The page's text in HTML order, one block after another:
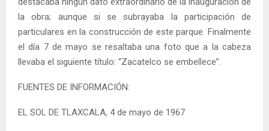
la obra; aunque si se subrayaba la participación de
particulares en la construcción de este parque. Finalmente
el día 7 de mayo se resaltaba una foto que a la cabeza
llevaba el siguiente título: “Zacatelco se embellece”.
FUENTES DE INFORMACIÓN:
EL SOL DE TLAXCALA, 4 de mayo de 1967